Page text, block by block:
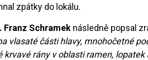
zpátky do lokálu.
Franz Schramek následně popsal
vlasaté části hlavy, mnohočetné
rány v oblasti ramen, lopatek